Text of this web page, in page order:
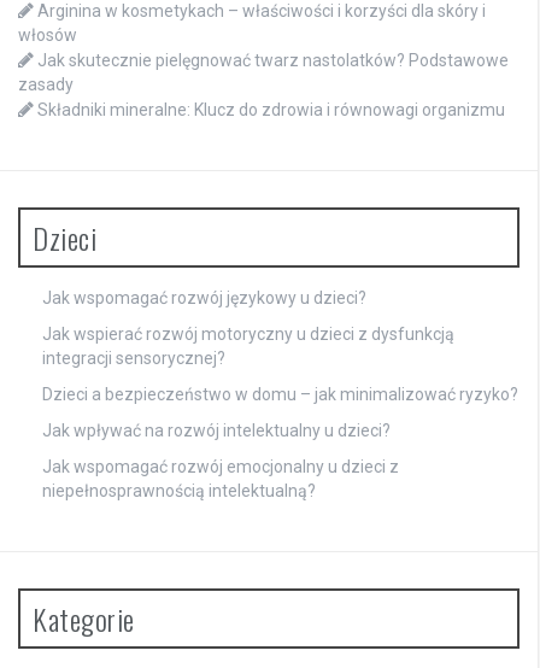
Arginina w kosmetykach – właściwości i korzyści dla skóry i
włosów
Jak skutecznie pielęgnować twarz nastolatków? Podstawowe
zasady
Składniki mineralne: Klucz do zdrowia i równowagi organizmu
Dzieci
Jak wspomagać rozwój językowy u dzieci?
Jak wspierać rozwój motoryczny u dzieci z dysfunkcją
integracji sensorycznej?
Dzieci a bezpieczeństwo w domu – jak minimalizować ryzyko?
Jak wpływać na rozwój intelektualny u dzieci?
Jak wspomagać rozwój emocjonalny u dzieci z
niepełnosprawnością intelektualną?
Kategorie